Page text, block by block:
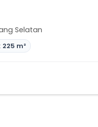
Selatan
225 m²